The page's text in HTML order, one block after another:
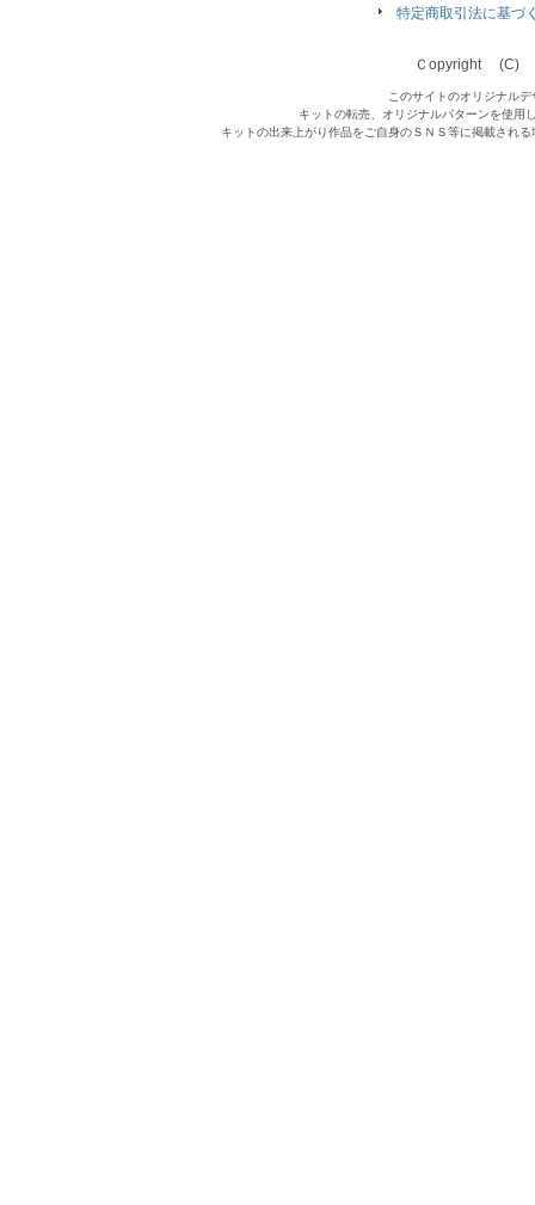
特定商取引法に基づ
Ｃopyright (C)
このサイトのオリジナル
キットの転売、オリジナルパターンを使用
キットの出来上がり作品をご自身のＳＮＳ等に掲載され